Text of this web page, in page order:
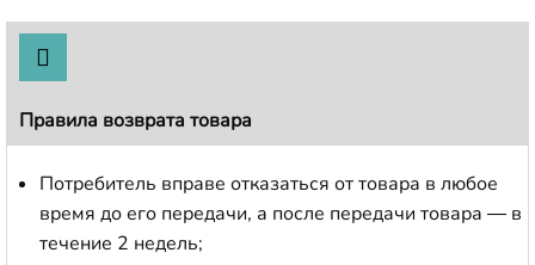
Правила возврата товара
Потребитель вправе отказаться от товара в любое
время до его передачи, а после передачи товара — в
течение 2 недель;